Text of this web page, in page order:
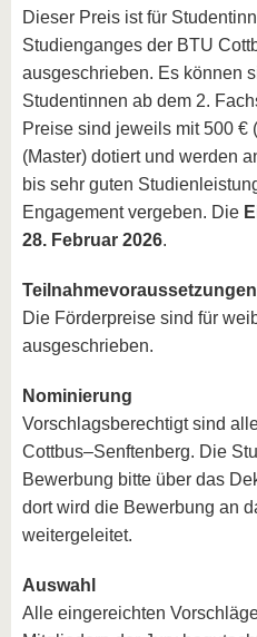
Dieser Preis ist für
Studienganges der BTU
ausgeschrieben. Es können
Studentinnen ab dem 2.
Preise sind jeweils mit 500 €
(Master) dotiert und werden
bis sehr guten
Engagement vergeben. Die
28. Februar 2026.
Teilnahmevoraussetzungen
Die Förderpreise sind für
ausgeschrieben.
Nominierung
Vorschlagsberechtigt sind
Cottbus–Senftenberg. Die
Bewerbung bitte über das
dort wird die Bewerbung an
weitergeleitet.
Auswahl
Alle eingereichten